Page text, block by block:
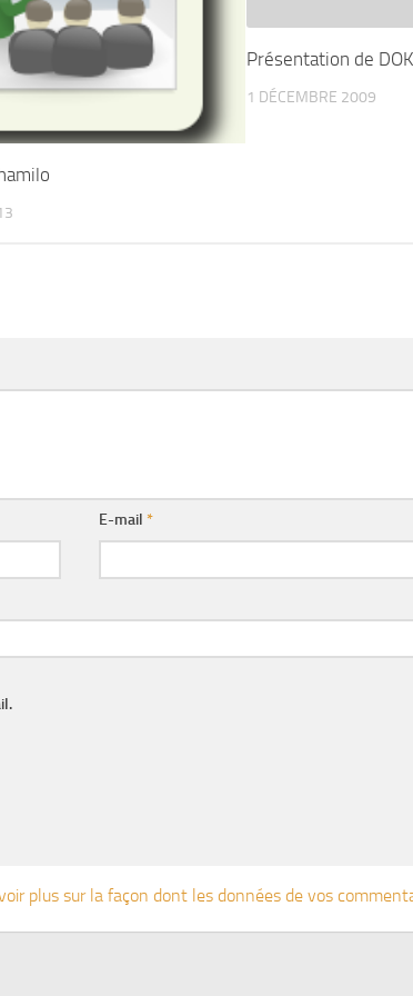
Présentation de
1 DÉCEMBRE 2009
E-mail*
plus sur la façon dont les données de vos